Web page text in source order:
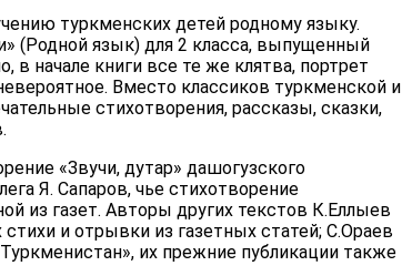
туркменских детей родному языку.
(Родной язык) для 2 класса, выпущенный
в начале книги все те же клятва, портрет
Вместо классиков туркменской и
стихотворения, рассказы, сказки,
«Звучи, дутар» дашогузского
Я. Сапаров, чье стихотворение
из газет. Авторы других текстов К.Еллыев
и отрывки из газетных статей; С.Ораев
их прежние публикации также